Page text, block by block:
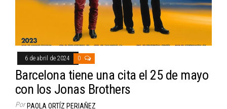
6 de abril de 2024 0
Barcelona tiene una cita el 25 de mayo
con los Jonas Brothers
Por PAOLA ORTÍZ PERIAÑEZ